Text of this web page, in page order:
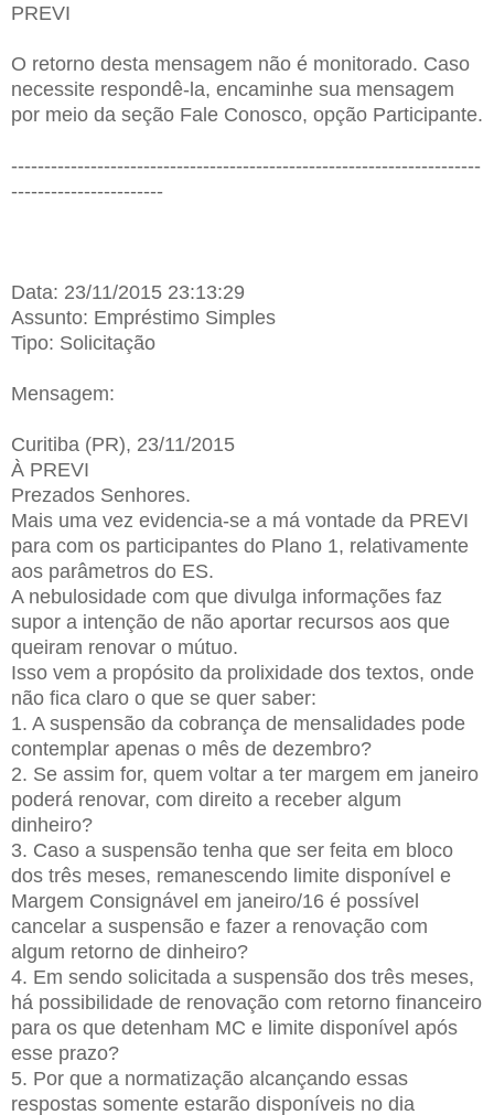
PREVI
O retorno desta mensagem não é monitorado. Caso
necessite respondê-la, encaminhe sua mensagem
por meio da seção Fale Conosco, opção Participante.
-----------------------------------------------------------------------
-----------------------
Data: 23/11/2015 23:13:29
Assunto: Empréstimo Simples
Tipo: Solicitação
Mensagem:
Curitiba (PR), 23/11/2015
À PREVI
Prezados Senhores.
Mais uma vez evidencia-se a má vontade da PREVI
para com os participantes do Plano 1, relativamente
aos parâmetros do ES.
A nebulosidade com que divulga informações faz
supor a intenção de não aportar recursos aos que
queiram renovar o mútuo.
Isso vem a propósito da prolixidade dos textos, onde
não fica claro o que se quer saber:
1. A suspensão da cobrança de mensalidades pode
contemplar apenas o mês de dezembro?
2. Se assim for, quem voltar a ter margem em janeiro
poderá renovar, com direito a receber algum
dinheiro?
3. Caso a suspensão tenha que ser feita em bloco
dos três meses, remanescendo limite disponível e
Margem Consignável em janeiro/16 é possível
cancelar a suspensão e fazer a renovação com
algum retorno de dinheiro?
4. Em sendo solicitada a suspensão dos três meses,
há possibilidade de renovação com retorno financeiro
para os que detenham MC e limite disponível após
esse prazo?
5. Por que a normatização alcançando essas
respostas somente estarão disponíveis no dia